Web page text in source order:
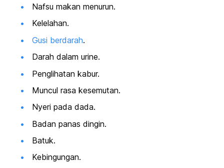
Nafsu makan menurun.
Kelelahan.
Gusi berdarah.
Darah dalam urine.
Penglihatan kabur.
Muncul rasa kesemutan.
Nyeri pada dada.
Badan panas dingin.
Batuk.
Kebingungan.